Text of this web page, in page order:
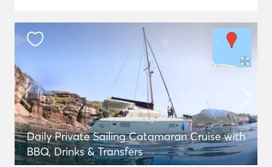
Daily Private Sailing Catamaran Cruise with
BBQ, Drinks & Transfers